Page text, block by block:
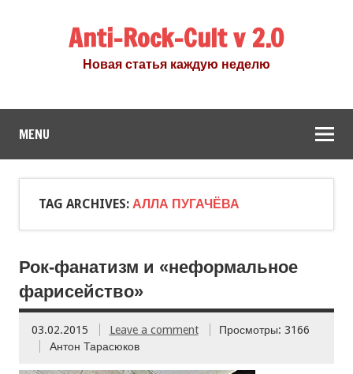
Anti-Rock-Cult v 2.0
Новая статья каждую неделю
MENU
TAG ARCHIVES: АЛЛА ПУГАЧЁВА
Рок-фанатизм и «неформальное
фарисейство»
03.02.2015 Leave a comment
Просмотры: 3166
Антон Тарасюков